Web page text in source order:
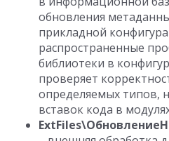
обновления
прикладной
распространенные
библиотеки в
проверяет
определяемых типов,
вставок кода в